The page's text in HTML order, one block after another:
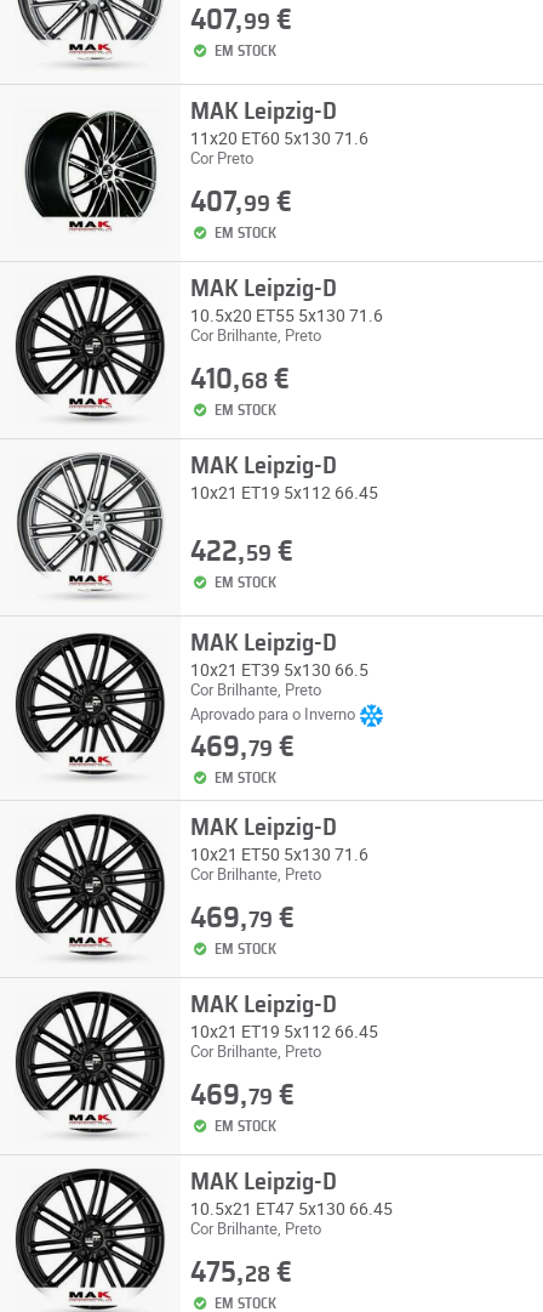
407,99 €
EM STOCK
MAK Leipzig-D
11x20 ET60 5x130 71.6
Cor Preto
407,99 €
EM STOCK
MAK Leipzig-D
10.5x20 ET55 5x130 71.6
Cor Brilhante, Preto
410,68€
EM STOCK
MAK Leipzig-D
10x21 ET19 5x112 66.45
422,59 €
EM STOCK
MAK Leipzig-D
10x21 ET39 5x130 66.5
Cor Brilhante, Preto
Aprovado para o Inverno
469,79 €
EM STOCK
MAK Leipzig-D
10x21 ET50 5x130 71.6
Cor Brilhante, Preto
469,79 €
EM STOCK
MAK Leipzig-D
10x21 ET19 5x112 66.45
Cor Brilhante, Preto
469,79 €
EM STOCK
MAK Leipzig-D
10.5x21 ET47 5x130 66.45
Cor Brilhante, Preto
475,28€
EM STOCK